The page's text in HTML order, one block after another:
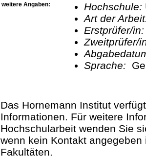
weitere Angaben: Hochschule:
Art der
Erstprüfer/
Sprache:
Das Hornemann Institut
Informationen. Für weitere
Hochschularbeit wenden Sie
wenn kein Kontakt
Fakultäten.